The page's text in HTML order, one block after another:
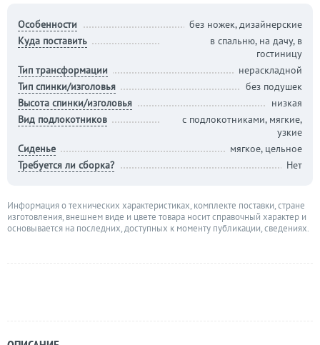
Особенности
без ножек, дизайнерские
Куда поставить
в спальню, на дачу, в
гостиницу
Тип трансформации
нераскладной
Тип спинки/изголовья
без подушек
Высота спинки/изголовья
низкая
Вид подлокотников
с подлокотниками, мягкие,
узкие
Сиденье
мягкое, цельное
Требуется ли сборка?
Нет
Информация о технических характеристиках, комплекте поставки, стране
изготовления, внешнем виде и цвете товара носит справочный характер и
основывается на последних, доступных к моменту публикации, сведениях.